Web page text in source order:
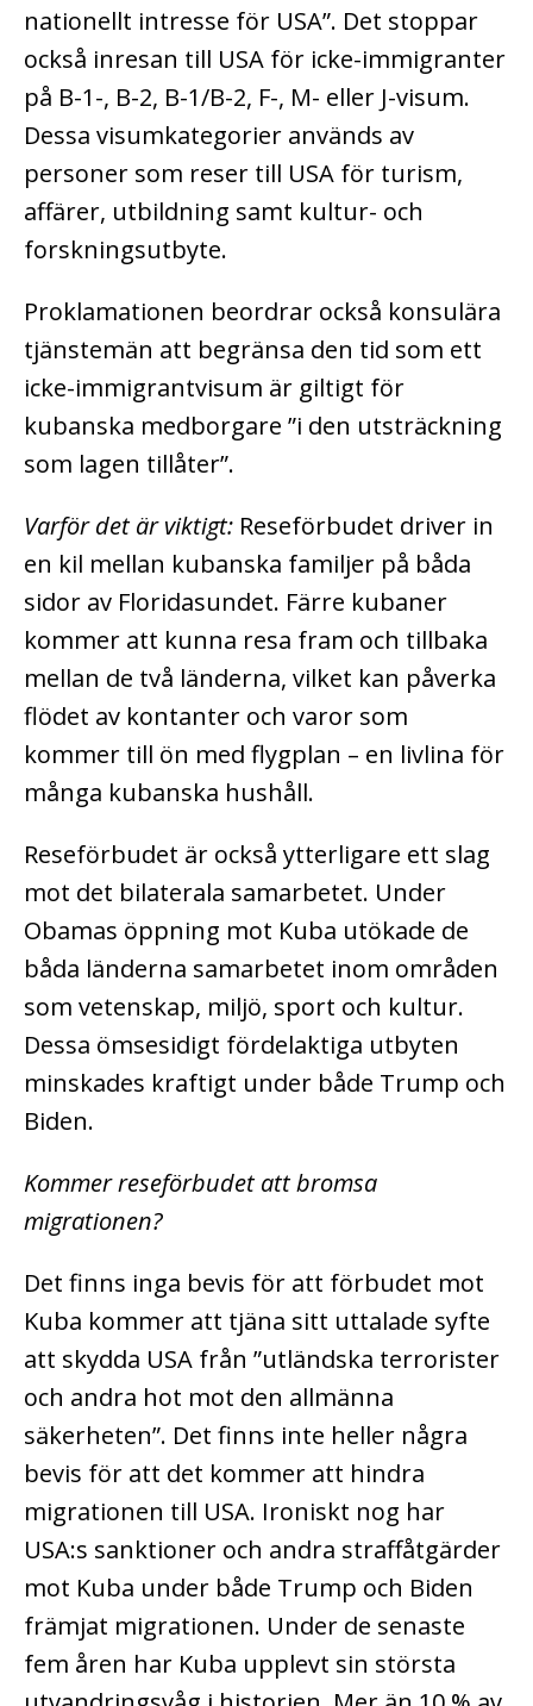
nationellt intresse för USA”. Det stoppar
också inresan till USA för icke-immigranter
på B-1-, B-2, B-1/B-2, F-, M- eller J-visum.
Dessa visumkategorier används av
personer som reser till USA för turism,
affärer, utbildning samt kultur- och
forskningsutbyte.
Proklamationen beordrar också konsulära
tjänstemän att begränsa den tid som ett
icke-immigrantvisum är giltigt för
kubanska medborgare ”i den utsträckning
som lagen tillåter”.
Varför det är viktigt: Reseförbudet driver in
en kil mellan kubanska familjer på båda
sidor av Floridasundet. Färre kubaner
kommer att kunna resa fram och tillbaka
mellan de två länderna, vilket kan påverka
flödet av kontanter och varor som
kommer till ön med flygplan – en livlina för
många kubanska hushåll.
Reseförbudet är också ytterligare ett slag
mot det bilaterala samarbetet. Under
Obamas öppning mot Kuba utökade de
båda länderna samarbetet inom områden
som vetenskap, miljö, sport och kultur.
Dessa ömsesidigt fördelaktiga utbyten
minskades kraftigt under både Trump och
Biden.
Kommer reseförbudet att bromsa
migrationen?
Det finns inga bevis för att förbudet mot
Kuba kommer att tjäna sitt uttalade syfte
att skydda USA från ”utländska terrorister
och andra hot mot den allmänna
säkerheten”. Det finns inte heller några
bevis för att det kommer att hindra
migrationen till USA. Ironiskt nog har
USA:s sanktioner och andra straffåtgärder
mot Kuba under både Trump och Biden
främjat migrationen. Under de senaste
fem åren har Kuba upplevt sin största